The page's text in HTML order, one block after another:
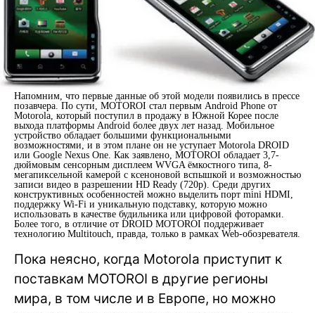
Напомним, что первые данные об этой модели появились в прессе
позавчера. По сути, MOTOROI стал первым Android Phone от
Motorola, который поступил в продажу в Южной Корее после
выхода платформы Android более двух лет назад. Мобильное
устройство обладает большими функциональными
возможностями, и в этом плане он не уступает Motorola DROID
или Google Nexus One. Как заявлено, MOTOROI обладает 3,7-
дюймовым сенсорным дисплеем WVGA ёмкостного типа, 8-
мегапиксельной камерой с ксеноновой вспышкой и возможностью
записи видео в разрешении HD Ready (720p). Среди других
конструктивных особенностей можно выделить порт mini HDMI,
поддержку Wi-Fi и уникальную подставку, которую можно
использовать в качестве будильника или цифровой фоторамки.
Более того, в отличие от DROID MOTOROI поддерживает
технологию Multitouch, правда, только в рамках Web-обозревателя.
Пока неясно, когда Motorola приступит к
поставкам MOTOROI в другие регионы
мира, в том числе и в Европе, но можно